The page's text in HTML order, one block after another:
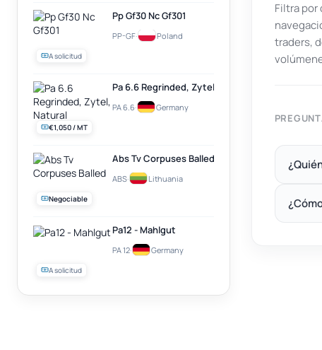
A solicitud
Pp Gf30 Nc Gf301
PP-GF· Poland
€1,050 / MT
Pa 6.6 Regrinded, Zytel, Natural
PA 6.6· Germany
Negociable
Abs Tv Corpuses Balled
ABS· Lithuania
A solicitud
Pa12 - Mahlgut
PA 12· Germany
Filtra por
traders,